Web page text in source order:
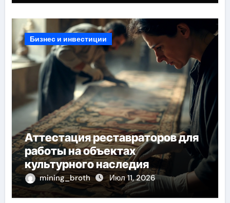
Бизнес и инвестиции
Аттестация реставраторов для
работы на объектах
культурного наследия
mining_broth Июл 11, 2026